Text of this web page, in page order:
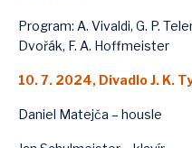
Program: A. Vivaldi, G. P.
Dvořák, F. A. Hoffmeister
10. 7. 2024, Divadlo J. K.
Daniel Matejča – housle